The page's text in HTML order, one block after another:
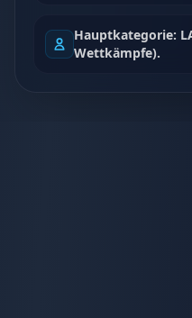
Hauptkategorie:
Wettkämpfe).